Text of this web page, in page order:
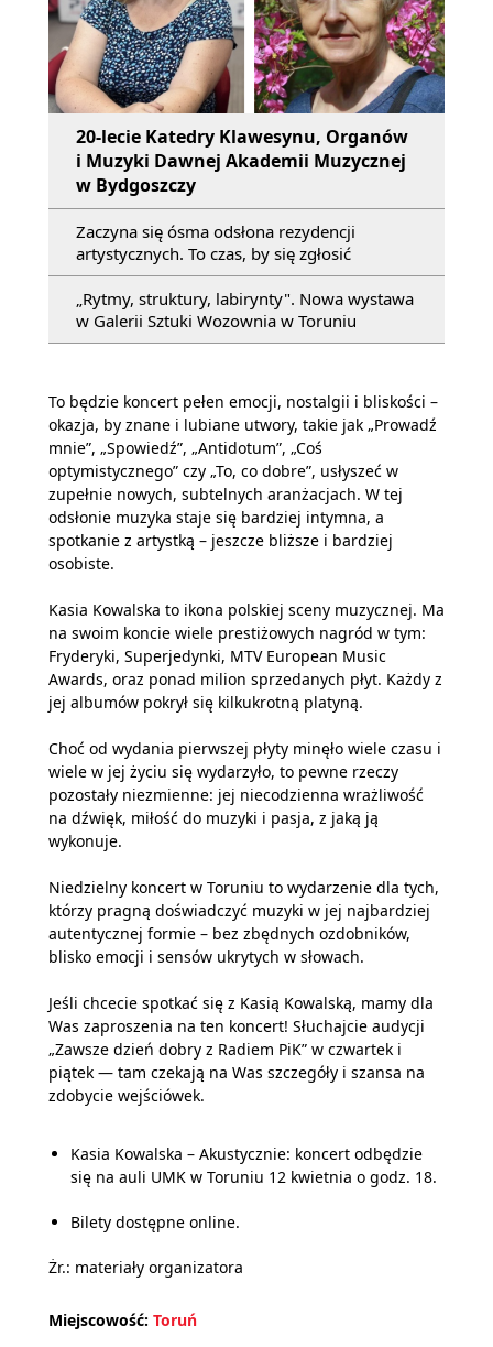
20-lecie Katedry Klawesynu, Organów
i Muzyki Dawnej Akademii Muzycznej
w Bydgoszczy
Zaczyna się ósma odsłona rezydencji
artystycznych. To czas, by się zgłosić
„Rytmy, struktury, labirynty". Nowa wystawa
w Galerii Sztuki Wozownia w Toruniu
To będzie koncert pełen emocji, nostalgii i bliskości –
okazja, by znane i lubiane utwory, takie jak „Prowadź
mnie”, „Spowiedź”, „Antidotum”, „Coś
optymistycznego” czy „To, co dobre”, usłyszeć w
zupełnie nowych, subtelnych aranżacjach. W tej
odsłonie muzyka staje się bardziej intymna, a
spotkanie z artystką – jeszcze bliższe i bardziej
osobiste.
Kasia Kowalska to ikona polskiej sceny muzycznej. Ma
na swoim koncie wiele prestiżowych nagród w tym:
Fryderyki, Superjedynki, MTV European Music
Awards, oraz ponad milion sprzedanych płyt. Każdy z
jej albumów pokrył się kilkukrotną platyną.
Choć od wydania pierwszej płyty minęło wiele czasu i
wiele w jej życiu się wydarzyło, to pewne rzeczy
pozostały niezmienne: jej niecodzienna wrażliwość
na dźwięk, miłość do muzyki i pasja, z jaką ją
wykonuje.
Niedzielny koncert w Toruniu to wydarzenie dla tych,
którzy pragną doświadczyć muzyki w jej najbardziej
autentycznej formie – bez zbędnych ozdobników,
blisko emocji i sensów ukrytych w słowach.
Jeśli chcecie spotkać się z Kasią Kowalską, mamy dla
Was zaproszenia na ten koncert! Słuchajcie audycji
„Zawsze dzień dobry z Radiem PiK” w czwartek i
piątek — tam czekają na Was szczegóły i szansa na
zdobycie wejściówek.
Kasia Kowalska – Akustycznie: koncert odbędzie
się na auli UMK w Toruniu 12 kwietnia o godz. 18.
Bilety dostępne online.
Żr.: materiały organizatora
Miejscowość: Toruń